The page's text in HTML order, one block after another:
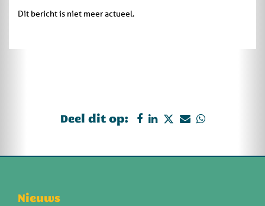
Dit bericht is niet meer actueel.
Deel dit op:
Nieuws